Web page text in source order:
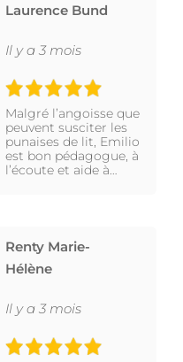
Laurence Bund
Il y a 3 mois
Malgré l’angoisse que
peuvent susciter les
punaises de lit, Emilio
est bon pédagogue, à
l’écoute et aide à…
Renty Marie-
Hélène
Il y a 3 mois